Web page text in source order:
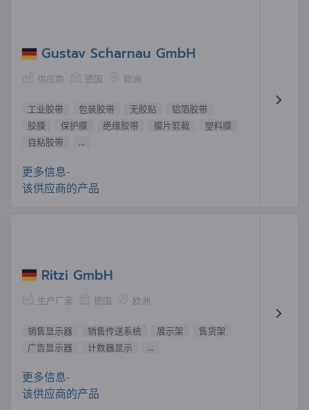
Gustav Scharnau GmbH
供应商 德国 欧洲
工业胶带 包装胶带 无胶贴
铝箔胶带
胶膜
保护膜 绝缘胶带 膜片剪裁
塑料膜
自粘胶带
...
更多信息-
该供应商的产品
Ritzi GmbH
生产厂家 德国 欧洲
销售显示器 销售传送系统 展示架
售货架
广告显示器
计数器显示 ...
更多信息-
该供应商的产品